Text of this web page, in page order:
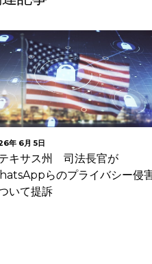
年 6月 5日
キサス州 司法長官が
らのプライバシー侵
いて提訴